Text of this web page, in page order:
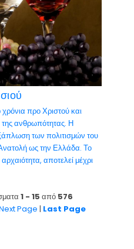
προ Χριστού και
της ανθρωπότητας. Η
των πολιτισμών του
ως την Ελλάδα. Το
αποτελεί μέχρι
1 - 15 από 576
Page | Last Page